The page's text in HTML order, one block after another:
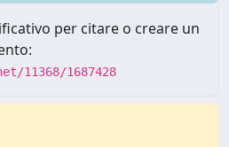
per citare o creare un
11368/1687428